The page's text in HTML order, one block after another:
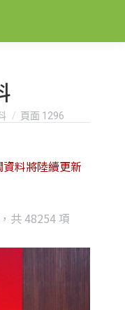
頁面 1296
共 48254 項
latest
料將陸續更新